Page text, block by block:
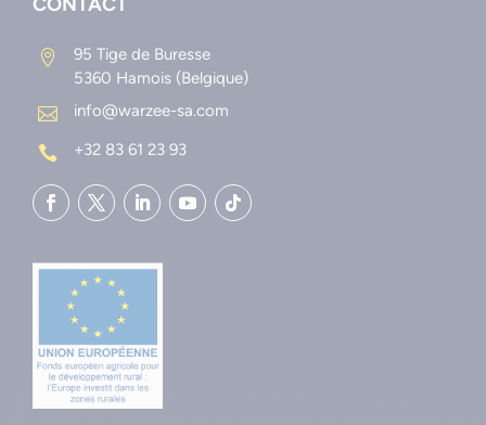

95 Tige de Buresse
5360 Hamois (Belgique)

info@warzee-sa.com
 +32 83 61 23 93